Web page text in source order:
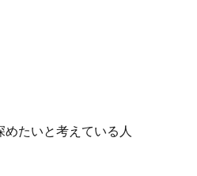
たいと考えている人